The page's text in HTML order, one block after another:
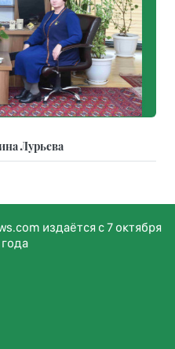
Лурьева
издаётся с 7 октября